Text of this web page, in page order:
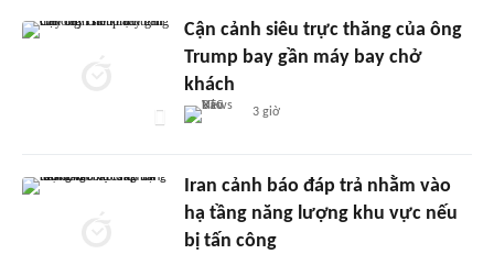
Cận cảnh siêu trực thăng của ông
Trump bay gần máy bay chở
khách
3 giờ
Iran cảnh báo đáp trả nhằm vào
hạ tầng năng lượng khu vực nếu
bị tấn công